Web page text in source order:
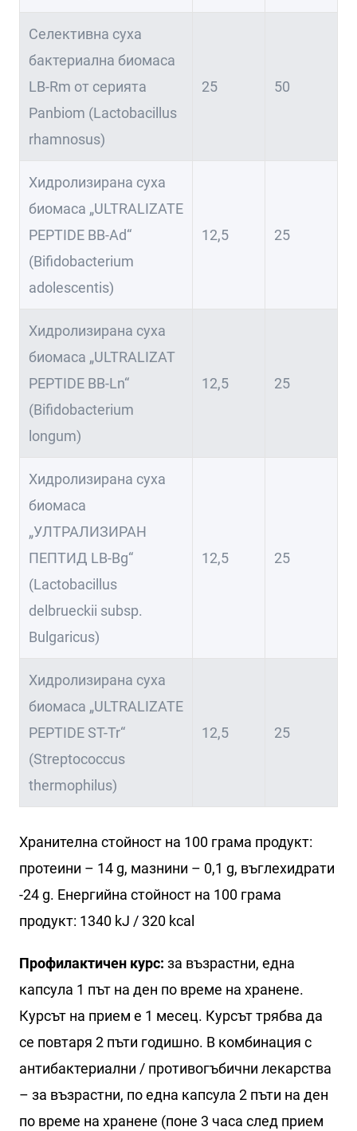
Селективна суха
бактериална биомаса
LB-Rm от серията
Panbiom (Lactobacillus
rhamnosus)
25 50
Хидролизирана суха
биомаса „ULTRALIZATE
PEPTIDE BB-Ad“
(Bifidobacterium
adolescentis)
12,5 25
Хидролизирана суха
биомаса „ULTRALIZAT
PEPTIDE BB-Ln“
(Bifidobacterium
longum)
12,5 25
Хидролизирана суха
биомаса
„УЛТРАЛИЗИРАН
ПЕПТИД LB-Bg“
(Lactobacillus
delbrueckii subsp.
Bulgaricus)
12,5 25
Хидролизирана суха
биомаса „ULTRALIZATE
PEPTIDE ST-Tr“
(Streptococcus
thermophilus)
12,5 25
Хранителна стойност на 100 грама продукт:
протеини – 14 g, мазнини – 0,1 g, въглехидрати
-24 g. Енергийна стойност на 100 грама
продукт: 1340 kJ / 320 kcal
Профилактичен курс: за възрастни, една
капсула 1 път на ден по време на хранене.
Курсът на прием е 1 месец. Курсът трябва да
се повтаря 2 пъти годишно. В комбинация с
антибактериални / противогъбични лекарства
– за възрастни, по една капсула 2 пъти на ден
по време на хранене (поне 3 часа след прием